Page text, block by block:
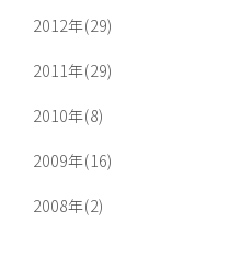
2012年(29)
2011年(29)
2010年(8)
2009年(16)
2008年(2)